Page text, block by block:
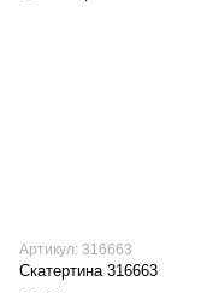
Артикул: 316663
Скатертина 316663